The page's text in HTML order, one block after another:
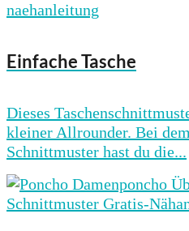
Einfache Tasche
Dieses
kleiner Allrounder. Bei
Schnittmuster hast du die...